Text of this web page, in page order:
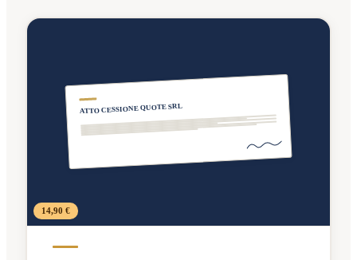
ATTO CESSIONE QUOTE SRL
14,90 €